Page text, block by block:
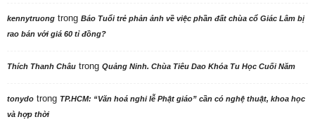
kennytruong trong Báo Tuổi trẻ phản ảnh về việc phần đất chùa cổ Giác Lâm bị
rao bán với giá 60 tỉ đồng?
Thích Thanh Châu trong Quảng Ninh. Chùa Tiêu Dao Khóa Tu Học Cuối Năm
tonydo trong TP.HCM: “Văn hoá nghi lễ Phật giáo” cần có nghệ thuật, khoa học
và hợp thời